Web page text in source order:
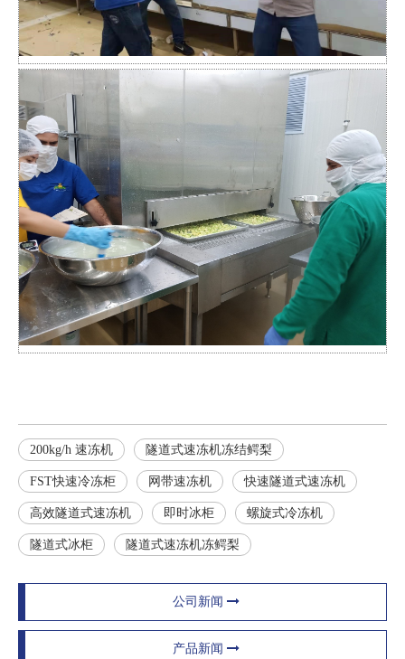
200kg/h 速冻机 隧道式速冻机冻结鳄梨
FST快速冷冻柜 网带速冻机 快速隧道式速冻机
高效隧道式速冻机 即时冰柜 螺旋式冷冻机
隧道式冰柜 隧道式速冻机冻鳄梨
公司新闻
产品新闻